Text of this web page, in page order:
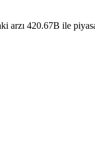
arzı 420.67B ile